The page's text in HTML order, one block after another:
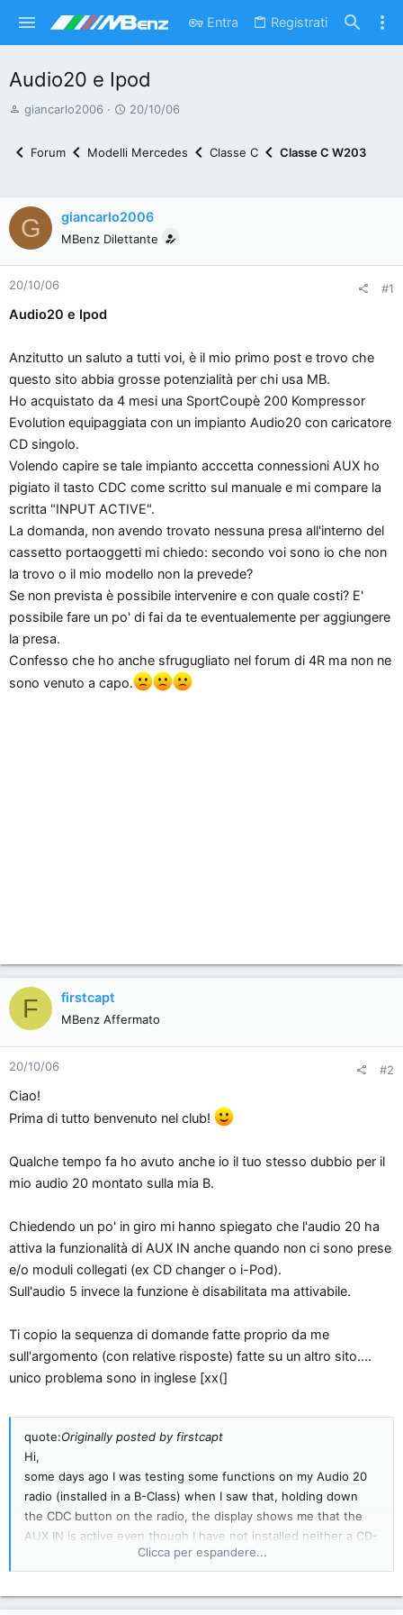
Entra Registrati
Audio20 e Ipod
A
e
d
i
s
c
i
o
n
e
giancarlo2006
D
t
n
i
20/10/06
Forum Modelli Mercedes Classe C Classe C W203
G giancarlo2006
MBenz Dilettante
20/10/06 #1
Audio20 e Ipod
Anzitutto un saluto a tutti voi, è il mio primo post e trovo che
questo sito abbia grosse potenzialità per chi usa MB.
Ho acquistato da 4 mesi una SportCoupè 200 Kompressor
Evolution equipaggiata con un impianto Audio20 con caricatore
CD singolo.
Volendo capire se tale impianto acccetta connessioni AUX ho
pigiato il tasto CDC come scritto sul manuale e mi compare la
scritta "INPUT ACTIVE".
La domanda, non avendo trovato nessuna presa all'interno del
cassetto portaoggetti mi chiedo: secondo voi sono io che non
la trovo o il mio modello non la prevede?
Se non prevista è possibile intervenire e con quale costi? E'
possibile fare un po' di fai da te eventualemente per aggiungere
la presa.
Confesso che ho anche sfrugugliato nel forum di 4R ma non ne
sono venuto a capo.
F firstcapt
MBenz Affermato
20/10/06 #2
Ciao!
Prima di tutto benvenuto nel club!
Qualche tempo fa ho avuto anche io il tuo stesso dubbio per il
mio audio 20 montato sulla mia B.
Chiedendo un po' in giro mi hanno spiegato che l'audio 20 ha
attiva la funzionalità di AUX IN anche quando non ci sono prese
e/o moduli collegati (ex CD changer o i-Pod).
Sull'audio 5 invece la funzione è disabilitata ma attivabile.
Ti copio la sequenza di domande fatte proprio da me
sull'argomento (con relative risposte) fatte su un altro sito....
unico problema sono in inglese [xx(]
quote:Originally posted by firstcapt
Hi,
some days ago I was testing some functions on my Audio 20
radio (installed in a B-Class) when I saw that, holding down
the CDC button on the radio, the display shows me that the
AUX IN is active even though I have not installed neither a CD-
Changer nor an i-Pod module.
Is that normal?
Some of you can tell me where precisely is located the AUX IN
Clicca per espandere...